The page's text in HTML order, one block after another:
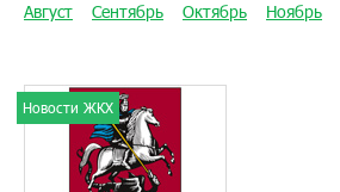
Август
Сентябрь Октябрь Ноябрь
Новости ЖКХ